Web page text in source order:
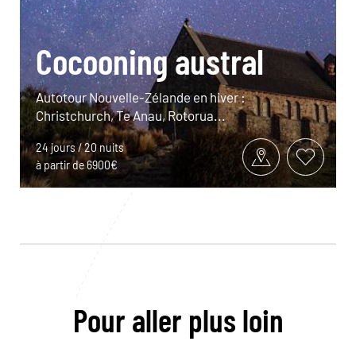
Cocooning austral
Autotour Nouvelle-Zélande en hiver :
Christchurch, Te Anau, Rotorua...
24 jours / 20 nuits
à partir de 6900€
Pour aller plus loin